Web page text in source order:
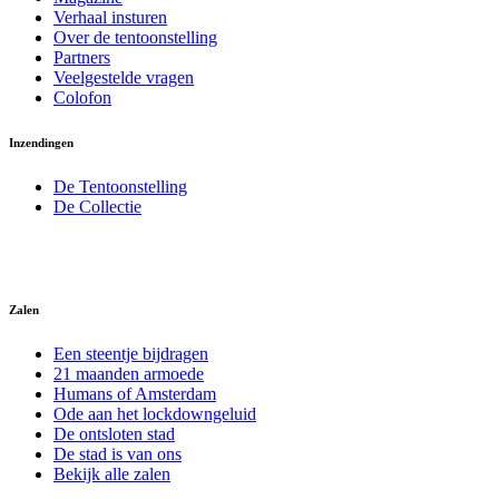
Verhaal insturen
Over de tentoonstelling
Partners
Veelgestelde vragen
Colofon
Inzendingen
De Tentoonstelling
De Collectie
Zalen
Een steentje bijdragen
21 maanden armoede
Humans of Amsterdam
Ode aan het lockdowngeluid
De ontsloten stad
De stad is van ons
Bekijk alle zalen